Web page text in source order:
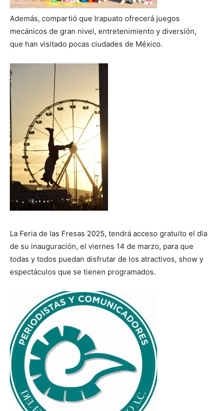
Además, compartió que Irapuato ofrecerá juegos
mecánicos de gran nivel, entretenimiento y diversión,
que han visitado pocas ciudades de México.
La Feria de las Fresas 2025, tendrá acceso gratuito el día
de su inauguración, el viernes 14 de marzo, para que
todas y todos puedan disfrutar de los atractivos, show y
espectáculos que se tienen programados.